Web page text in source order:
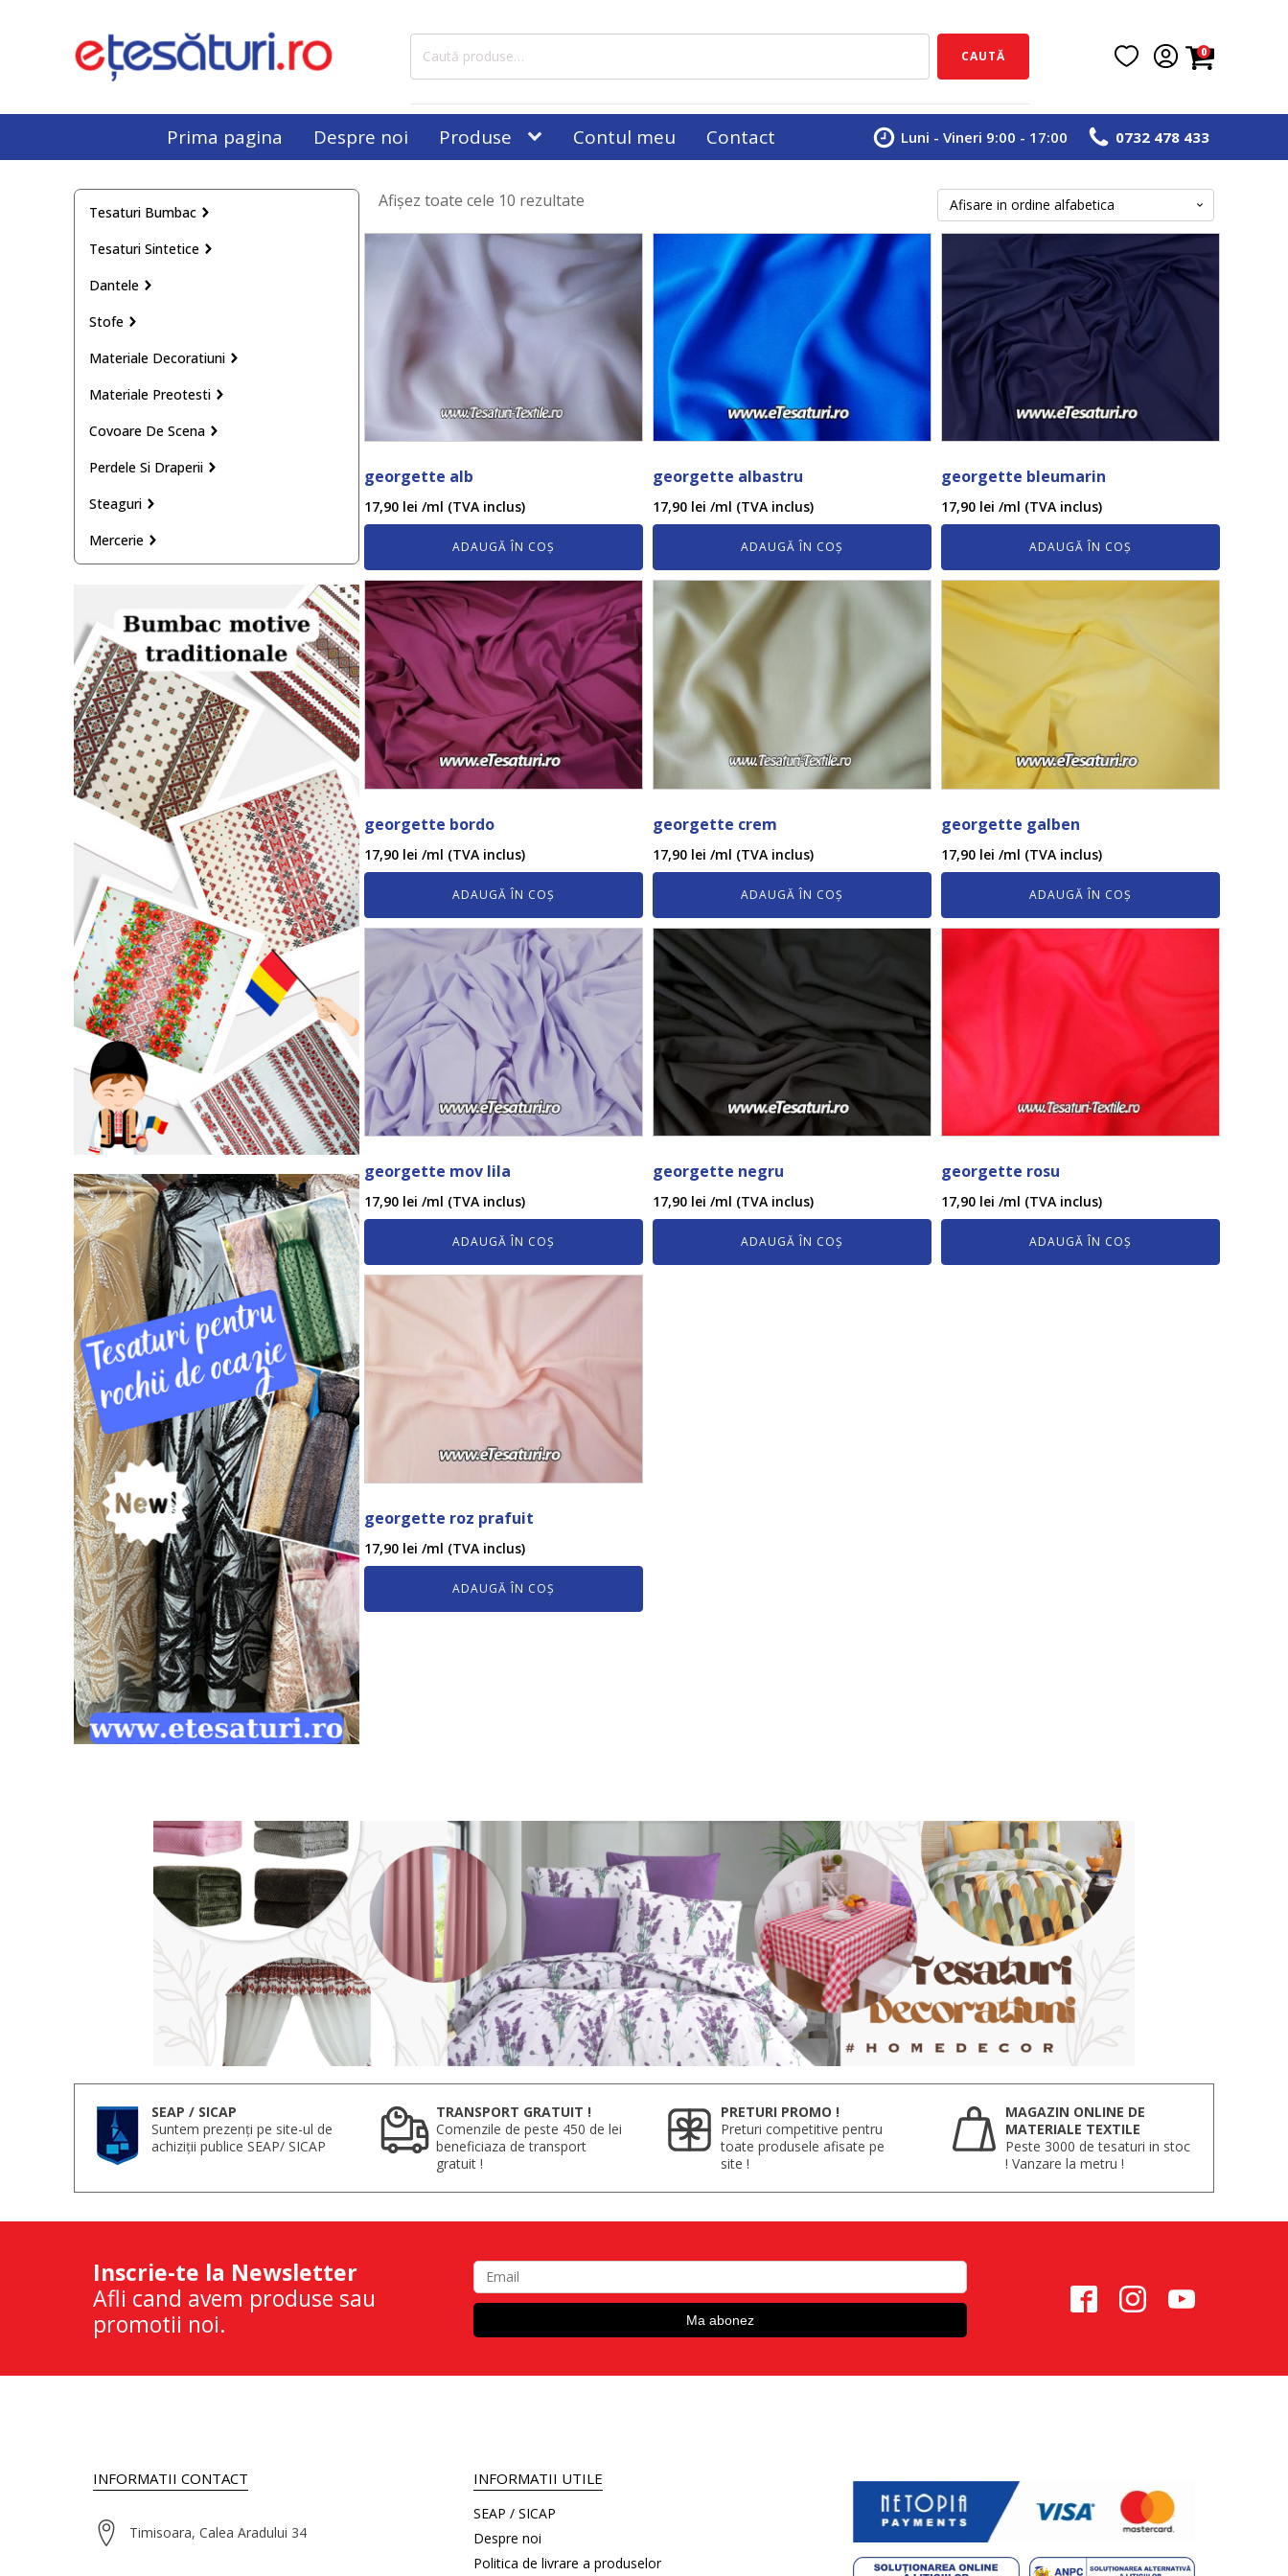
Caută
CAUTĂ 0
Prima pagina Despre noi Produse Contul meu Contact Luni - Vineri 9:00 - 17:00 0732 478 433
Tesaturi Bumbac
Tesaturi Sintetice
Dantele
Stofe
Materiale Decoratiuni
Materiale Preotesti
Covoare De Scena
Perdele Si Draperii
Steaguri
Mercerie
Afișez toate cele 10 rezultate
georgette alb
17,90 lei /ml (TVA inclus)
ADAUGĂ ÎN COȘ
georgette albastru
17,90 lei /ml (TVA inclus)
ADAUGĂ ÎN COȘ
georgette bleumarin
17,90 lei /ml (TVA inclus)
ADAUGĂ ÎN COȘ
georgette bordo
17,90 lei /ml (TVA inclus)
ADAUGĂ ÎN COȘ
georgette crem
17,90 lei /ml (TVA inclus)
ADAUGĂ ÎN COȘ
georgette galben
17,90 lei /ml (TVA inclus)
ADAUGĂ ÎN COȘ
georgette mov lila
17,90 lei /ml (TVA inclus)
ADAUGĂ ÎN COȘ
georgette negru
17,90 lei /ml (TVA inclus)
ADAUGĂ ÎN COȘ
georgette rosu
17,90 lei /ml (TVA inclus)
ADAUGĂ ÎN COȘ
georgette roz prafuit
17,90 lei /ml (TVA inclus)
ADAUGĂ ÎN COȘ
SEAP / SICAP
Suntem prezenți pe site-ul de
achiziții publice SEAP/ SICAP
TRANSPORT GRATUIT !
Comenzile de peste 450 de lei
beneficiaza de transport
gratuit !
PRETURI PROMO !
Preturi competitive pentru
toate produsele afisate pe
site !
MAGAZIN ONLINE DE
MATERIALE TEXTILE
Peste 3000 de tesaturi in stoc
! Vanzare la metru !
Inscrie-te la Newsletter
Afli cand avem produse sau
promotii noi.
INFORMATII CONTACT
Timisoara, Calea Aradului 34
INFORMATII UTILE
SEAP / SICAP
Despre noi
Politica de livrare a produselor